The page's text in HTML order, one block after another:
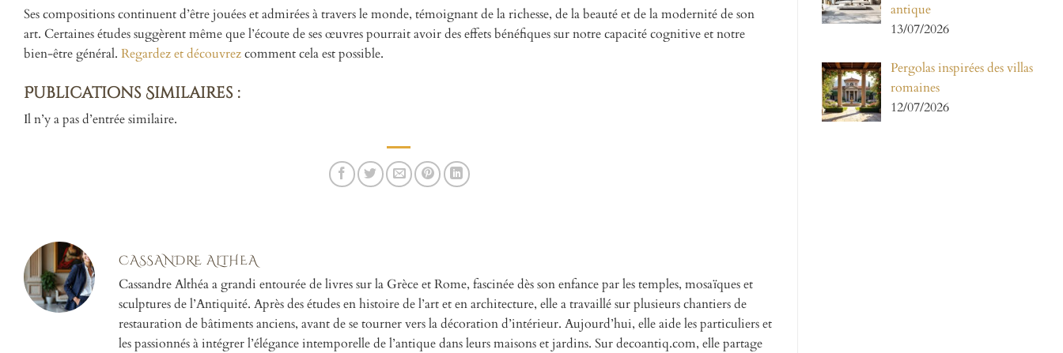
Ses compositions continuent d’être jouées et admirées à travers le monde, témoignant de la richesse, de la beauté et de la modernité de son
art. Certaines études suggèrent même que l’écoute de ses œuvres pourrait avoir des effets bénéfiques sur notre capacité cognitive et notre
bien-être général. Regardez et découvrezcomment cela est possible.
Publications Similaires :
Il n’y a pas d’entrée similaire.
CASSANDRE ALTHEA
Cassandre Althéa a grandi entourée de livres sur la Grèce et Rome, fascinée dès son enfance par les temples, mosaïques et
sculptures de l’Antiquité. Après des études en histoire de l’art et en architecture, elle a travaillé sur plusieurs chantiers de
restauration de bâtiments anciens, avant de se tourner vers la décoration d’intérieur. Aujourd’hui, elle aide les particuliers et
les passionnés à intégrer l’élégance intemporelle de l’antique dans leurs maisons et jardins. Sur decoantiq.com, elle partage
antique
13/07/2026
Pergolas inspirées des villas
romaines
12/07/2026